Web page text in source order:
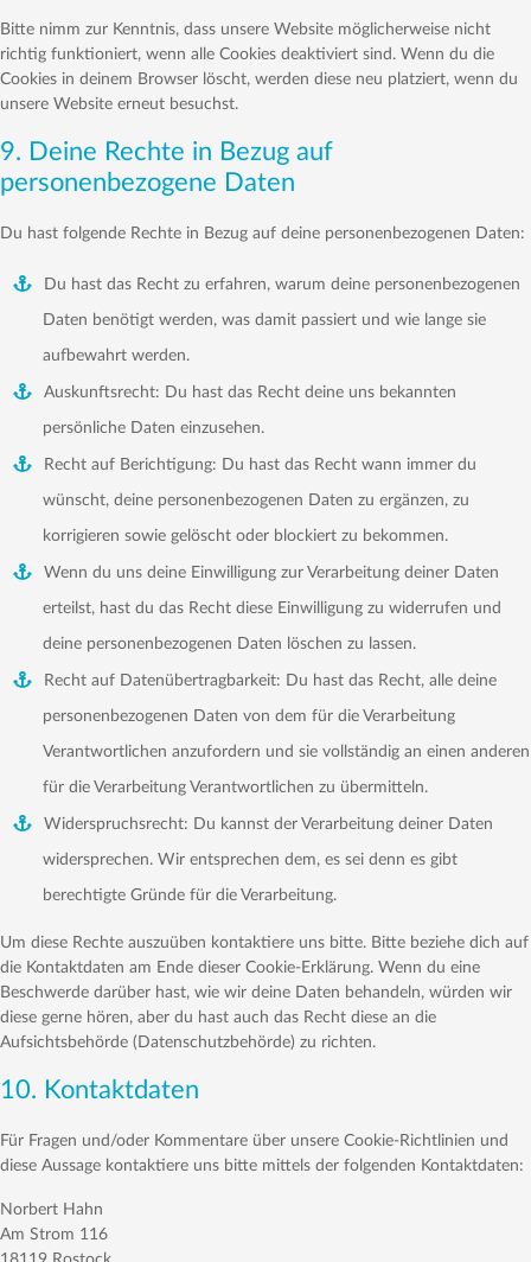
Bitte nimm zur Kenntnis, dass unsere Website möglicherweise nicht
richtig funktioniert, wenn alle Cookies deaktiviert sind. Wenn du die
Cookies in deinem Browser löscht, werden diese neu platziert, wenn du
unsere Website erneut besuchst.
9. Deine Rechte in Bezug auf
personenbezogene Daten
Du hast folgende Rechte in Bezug auf deine personenbezogenen Daten:
Du hast das Recht zu erfahren, warum deine personenbezogenen
Daten benötigt werden, was damit passiert und wie lange sie
aufbewahrt werden.
Auskunftsrecht: Du hast das Recht deine uns bekannten
persönliche Daten einzusehen.
Recht auf Berichtigung: Du hast das Recht wann immer du
wünscht, deine personenbezogenen Daten zu ergänzen, zu
korrigieren sowie gelöscht oder blockiert zu bekommen.
Wenn du uns deine Einwilligung zur Verarbeitung deiner Daten
erteilst, hast du das Recht diese Einwilligung zu widerrufen und
deine personenbezogenen Daten löschen zu lassen.
Recht auf Datenübertragbarkeit: Du hast das Recht, alle deine
personenbezogenen Daten von dem für die Verarbeitung
Verantwortlichen anzufordern und sie vollständig an einen anderen
für die Verarbeitung Verantwortlichen zu übermitteln.
Widerspruchsrecht: Du kannst der Verarbeitung deiner Daten
widersprechen. Wir entsprechen dem, es sei denn es gibt
berechtigte Gründe für die Verarbeitung.
Um diese Rechte auszuüben kontaktiere uns bitte. Bitte beziehe dich auf
die Kontaktdaten am Ende dieser Cookie-Erklärung. Wenn du eine
Beschwerde darüber hast, wie wir deine Daten behandeln, würden wir
diese gerne hören, aber du hast auch das Recht diese an die
Aufsichtsbehörde (Datenschutzbehörde) zu richten.
10. Kontaktdaten
Für Fragen und/oder Kommentare über unsere Cookie-Richtlinien und
diese Aussage kontaktiere uns bitte mittels der folgenden Kontaktdaten:
Norbert Hahn
Am Strom 116